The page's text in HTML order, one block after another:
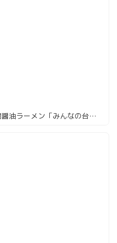
赤坂、ラーメン居酒屋で鶏醤油ラーメン「みんなの台所 真」